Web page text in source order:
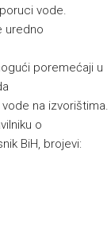
vode.
uredno
poremećaji u
na izvorištima.
o
BiH, brojevi: